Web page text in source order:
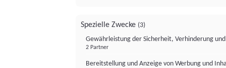
Spezielle Zwecke (3)
Gewährleistung der Sicherheit, Verhinderung
2 Partner
Bereitstellung und Anzeige von Werbung und